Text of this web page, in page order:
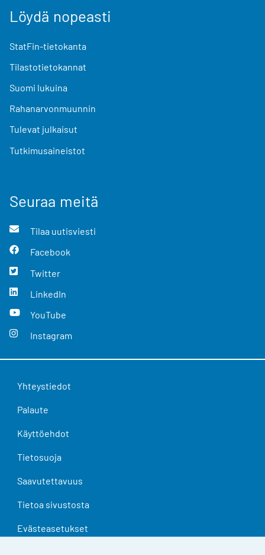
Löydä nopeasti
StatFin-tietokanta
Tilastotietokannat
Suomi lukuina
Rahanarvonmuunnin
Tulevat julkaisut
Tutkimusaineistot
Seuraa meitä
Tilaa uutisviesti
Facebook
Twitter
LinkedIn
YouTube
Instagram
Yhteystiedot
Palaute
Käyttöehdot
Tietosuoja
Saavutettavuus
Tietoa sivustosta
Evästeasetukset